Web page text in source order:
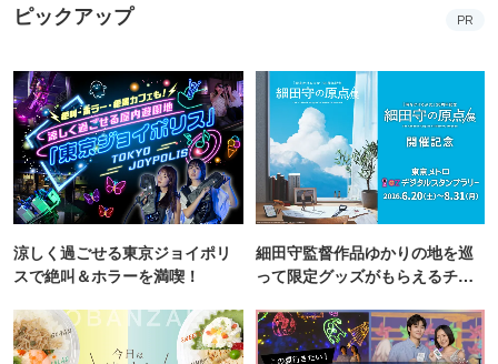
ピックアップ PR
涼しく過ごせる東京ジョイポリ
スで絶叫＆ホラーを満喫！
細田守監督作品ゆかりの地を巡
って限定グッズがもらえるチャ